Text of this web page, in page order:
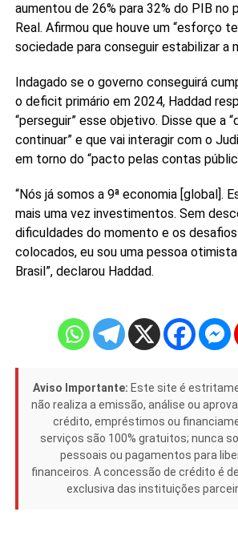
aumentou de 26% para 32% do PIB no
Real. Afirmou que houve um “esforço
sociedade para conseguir estabilizar a
Indagado se o governo conseguirá
o deficit primário em 2024, Haddad
“perseguir” esse objetivo. Disse que a
continuar” e que vai interagir com o
em torno do “pacto pelas contas
“Nós já somos a 9ª economia [global].
mais uma vez investimentos. Sem
dificuldades do momento e os
colocados, eu sou uma pessoa
Brasil”, declarou Haddad.
Aviso Importante: Este site é
não realiza a emissão, análise ou
crédito, empréstimos ou
serviços são 100% gratuitos; nunca
pessoais ou pagamentos para
financeiros. A concessão de crédito é
exclusiva das instituições